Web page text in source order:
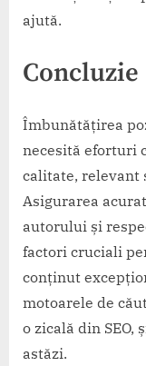
ajută.
Concluzie
Îmbunătățirea
necesită eforturi
calitate, relevant
Asigurarea
autorului și
factori cruciali
conținut
motoarele de
o zicală din SEO,
astăzi.